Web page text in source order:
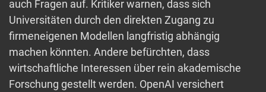
auch Fragen auf. Kritiker warnen, dass sich
Universitäten durch den direkten Zugang zu
firmeneigenen Modellen langfristig abhängig
machen könnten. Andere befürchten, dass
wirtschaftliche Interessen über rein akademische
Forschung gestellt werden. OpenAI versichert